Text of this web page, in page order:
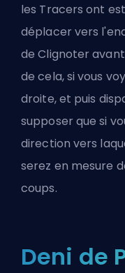
les Tracers ont
déplacer vers
de Clignoter
de cela, si vous
droite, et puis
supposer que si
direction vers
serez en mesure
coups.
Deni de